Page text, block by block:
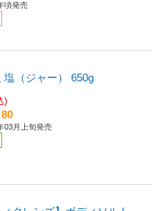
頃発売
塩（ジャー） 650g
)
03月上旬発売